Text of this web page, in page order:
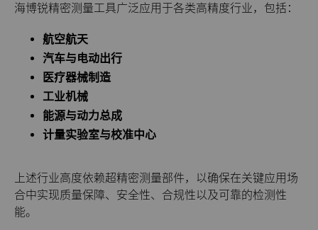
海博锐精密测量工具广泛应用于各类高精度行业，包括：
航空航天
汽车与电动出行
医疗器械制造
工业机械
能源与动力总成
计量实验室与校准中心
上述行业高度依赖超精密测量部件，以确保在关键应用场
合中实现质量保障、安全性、合规性以及可靠的检测性
能。